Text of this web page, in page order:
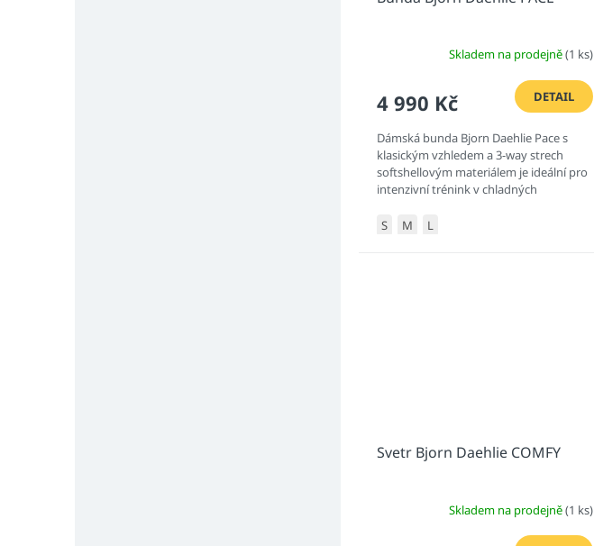
Skladem na prodejně(1 ks)
4 990 Kč DETAIL
Dámská bunda Bjorn Daehlie Pace s
klasickým vzhledem a 3-way strech
softshellovým materiálem je ideální pro
intenzivní trénink v chladných
S
M L
Svetr Bjorn Daehlie COMFY
Skladem na prodejně(1 ks)